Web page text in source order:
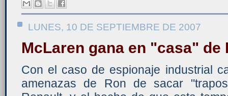
LUNES, 10 DE SEPTIEMBRE DE 2007
McLaren gana en "casa" de
Con el caso de espionaje industrial
amenazas de Ron de sacar